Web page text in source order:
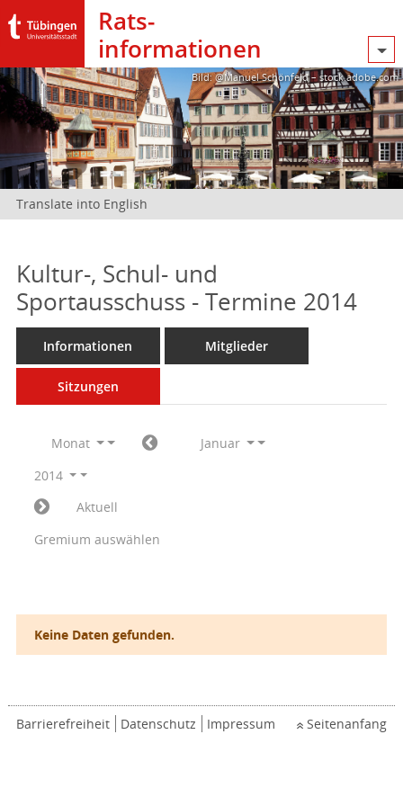
Rats­
informationen
Bild: @Manuel Schönfeld – stock.adobe.com
Translate into English
Kultur-, Schul- und
Sportausschuss - Termine 2014
Informationen Mitglieder
Sitzungen
Monat
Januar
2014
Aktuell
Gremium auswählen
Keine Daten gefunden.
Barrierefreiheit Datenschutz Impressum Seitenanfang